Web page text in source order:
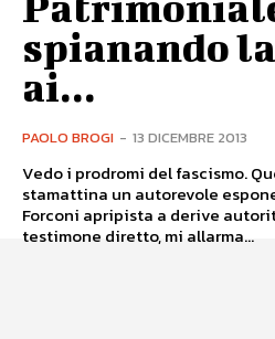
spianando
ai...
PAOLO BROGI - 13 DICEMBRE 2013
Vedo i prodromi del fascismo.
stamattina un autorevole
Forconi apripista a derive
testimone diretto, mi allarma...